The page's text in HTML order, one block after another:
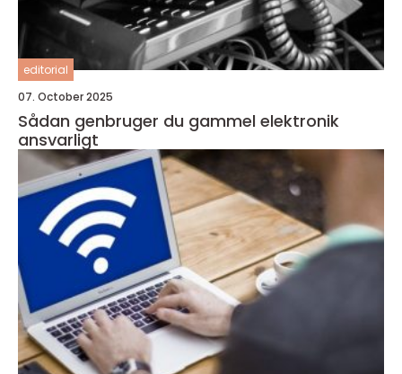
editorial
07. October 2025
Sådan genbruger du gammel elektronik
ansvarligt